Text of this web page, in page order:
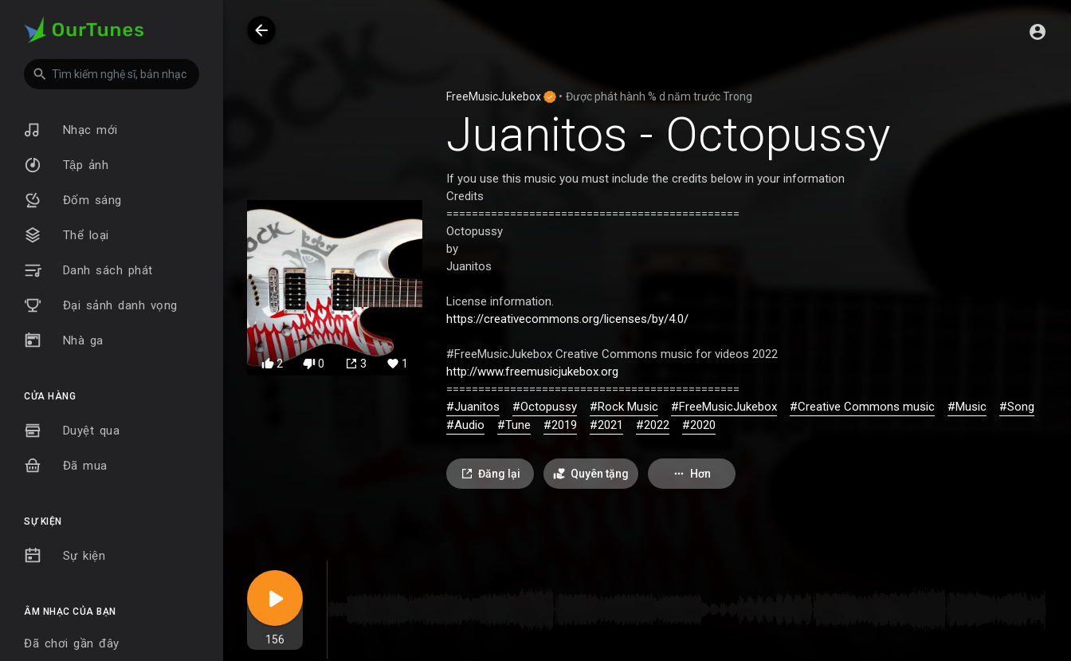
Nhạc mới
Tập ảnh
Đốm sáng
Thể loại
Danh sách phát
Đại sảnh danh vọng
Nhà ga
CỬA HÀNG
Duyệt qua
Đã mua
SỰ KIỆN
Sự kiện
ÂM NHẠC CỦA BẠN
Đã chơi gần đây
2 0 3 1
FreeMusicJukebox • Được phát hành % d năm trướcTrong
Juanitos - Octopussy
If you use this music you must include the credits below in your information
Credits
==============================================
Octopussy
by
Juanitos
License information.
https://creativecommons.org/licenses/by/4.0/
#FreeMusicJukebox Creative Commons music for videos 2022
http://www.freemusicjukebox.org
==============================================
#Juanitos
#Octopussy #Rock Music #FreeMusicJukebox #Creative Commons music #Music
#Song
#Audio
#Tune #2019 #2021 #2022 #2020
Đăng lại Quyên tặng Hơn
156